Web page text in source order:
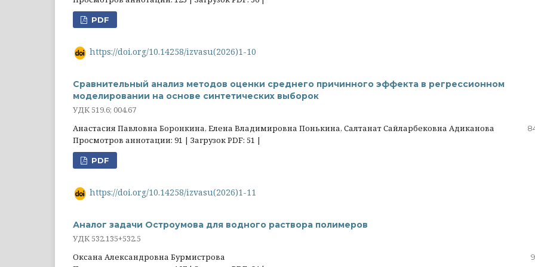
PDF
https://doi.org/10.14258/izvasu(2026)1-10
Сравнительный анализ методов оценки среднего причинного эффекта в регрессионном
моделировании на основе синтетических выборок
УДК 519.6; 004.67
Анастасия Павловна Боронкина, Елена Владимировна Понькина, Салтанат Сайларбековна Адиканова
Просмотров аннотации: 91 | Загрузок PDF: 51 |
PDF
https://doi.org/10.14258/izvasu(2026)1-11
Аналог задачи Остроумова для водного раствора полимеров
УДК 532.135+532.5
Оксана Александровна Бурмистрова